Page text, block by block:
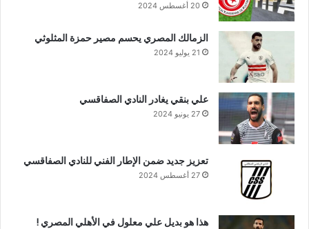
20 أغسطس 2024
الزمالك المصري يحسم مصير حمزة المثلوثي
21 يوليو 2024
علي بنقي يغادر النادي الصفاقسي
27 يونيو 2024
تعزيز جديد ضمن الإطار الفني للنادي الصفاقسي
27 أغسطس 2024
هذا هو بديل علي معلول في الأهلي المصري !